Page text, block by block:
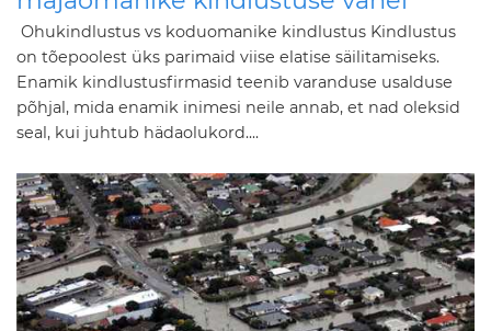
Ohukindlustus vs koduomanike kindlustus Kindlustus
on tõepoolest üks parimaid viise elatise säilitamiseks.
Enamik kindlustusfirmasid teenib varanduse usalduse
põhjal, mida enamik inimesi neile annab, et nad oleksid
seal, kui juhtub hädaolukord....